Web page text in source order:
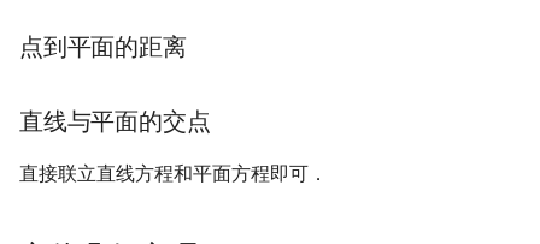
点到平面的距离
直线与平面的交点
直接联立直线方程和平面方程即可．